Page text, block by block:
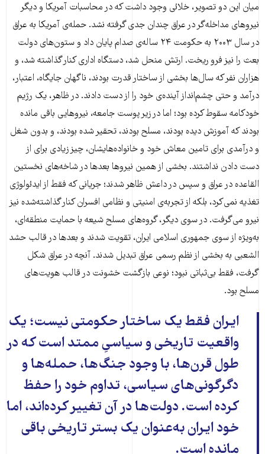
میان این دو تصویر، خلائی وجود داشت که در محاسبات آمریکا و دیگر
نیروهای مداخله‌گر در عراق چندان جدی گرفته نشد. حمله‌ی آمریکا به عراق
در سال ۲۰۰۳ به حکومت ۲۴ ساله‌ی صدام پایان داد و ستون‌های دولت
بعث را نیز فرو ریخت. ارتش منحل شد، دستگاه اداری کنار گذاشته شد، و
هزاران نفر که سال‌ها بخشی از ساختار قدرت بودند، ناگهان جایگاه، اعتبار،
درآمد و حتی چشم‌انداز آینده‌ی خود را از دست دادند. در ظاهر، یک رژیم
خودکامه سقوط کرده بود؛ اما در زیر پوست جامعه، نیروهایی باقی مانده
بودند که آموزش دیده بودند، مسلح بودند، تحقیر شده بودند، و بدون شغل
و درآمدی برای تامین معاش خود و خانواده‌هایشان، چیز زیادی برای از
دست دادن نداشتند. بخشی از همین نیروها بعدها در شاخه‌های نخستین
القاعده در عراق و سپس در داعش ظاهر شدند؛ جریانی که فقط از ایدئولوژی
تغذیه نمی‌کرد، بلکه از تجربه‌ی امنیتی و نظامی افسران کنار گذاشته‌شده نیز
نیرو می‌گرفت. در سوی دیگر، گروه‌های مسلح شیعه با حمایت منطقه‌ای،
به‌ویژه از سوی جمهوری اسلامی ایران، تقویت شدند و بعدها در قالب حشد
الشعبی به بخشی از نظم رسمی عراق تبدیل شدند. آنچه در عراق شکل
گرفت، فقط بی‌ثباتی نبود؛ نوعی بازگشت خشونت در قالب هویت‌های
مسلح بود.
ایران فقط یک ساختار حکومتی نیست؛ یک
واقعیت تاریخی و سیاسیِ ممتد است که در
طول قرن‌ها، با وجود جنگ‌ها، حمله‌ها و
دگرگونی‌های سیاسی، تداوم خود را حفظ
کرده است. دولت‌ها در آن تغییر کرده‌اند، اما
خود ایران به‌عنوان یک بستر تاریخی باقی
مانده است.